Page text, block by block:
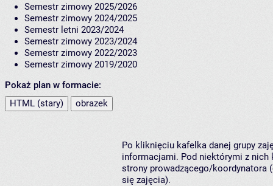
Semestr zimowy 2025/2026
Semestr zimowy 2024/2025
Semestr letni 2023/2024
Semestr zimowy 2023/2024
Semestr zimowy 2022/2023
Semestr zimowy 2019/2020
Pokaż plan w formacie:
HTML (stary)
obrazek
Po kliknięciu kafelka danej grupy
informacjami. Pod niektórymi z nich
strony prowadzącego/koordynatora
się zajęcia).